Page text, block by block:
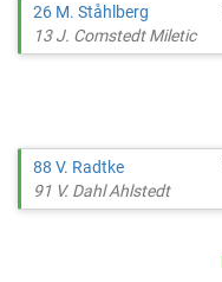
26 M. Ståhlberg
13 J. Comstedt Miletic
88 V. Radtke
91 V. Dahl Ahlstedt